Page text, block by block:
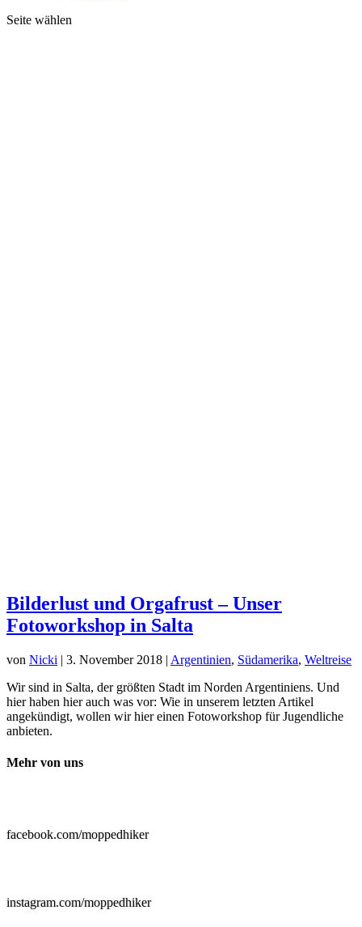
Seite wählen
Bilderlust und Orgafrust – Unser
Fotoworkshop in Salta
von Nicki | 3. November 2018 | Argentinien, Südamerika, Weltreise
Wir sind in Salta, der größten Stadt im Norden Argentiniens. Und
hier haben hier auch was vor: Wie in unserem letzten Artikel
angekündigt, wollen wir hier einen Fotoworkshop für Jugendliche
anbieten.
Mehr von uns
facebook.com/moppedhiker
instagram.com/moppedhiker